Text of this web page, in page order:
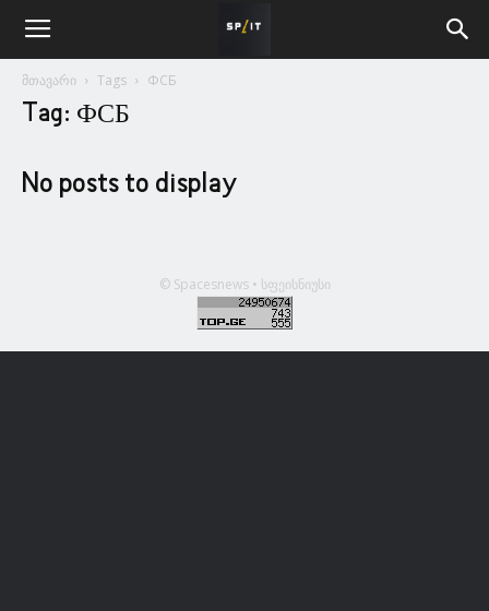
მთავარი Tags ФСБ
Tag: ФСБ
No posts to display
© Spacesnews • სფეისნიუსი